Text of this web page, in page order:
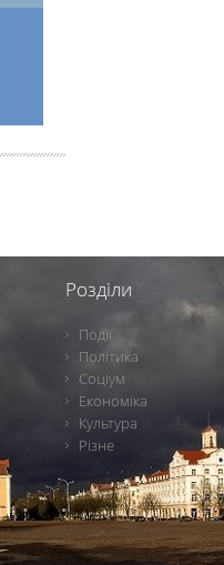
Розділи
Події
Політика
Соціум
Економіка
Культура
Різне